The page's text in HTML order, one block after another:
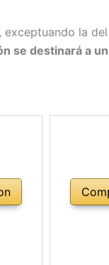
la
se destinará a